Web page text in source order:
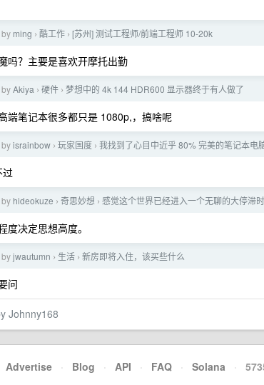
ming › 酷工作 › [苏州] 测试工程师/前端工程师 10-20k
吗？主要是喜欢开摩托出勤
Akiya › 硬件 › 梦想中的 4k 144 HDR600 显示器终于有人做了
端笔记本很多都只是 1080p,，搞啥呢
israinbow › 玩家国度 › 我找到了心目中近乎 80% 完美的笔记本电
过
hideokuze › 奇思妙想 › 感觉这个世界已经进入一个无聊的大停滞时
度决定思想高度。
jwautumn › 生活 › 新房即将入住，该买些什么
问
Johnny168
Advertise · Blog · API · FAQ · Solana ·